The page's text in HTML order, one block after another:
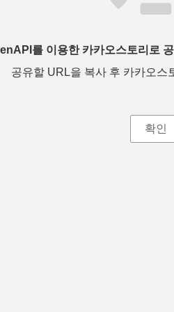
를 이용한 카카오스토리로
공유할 URL을 복사 후 카카오스
확인